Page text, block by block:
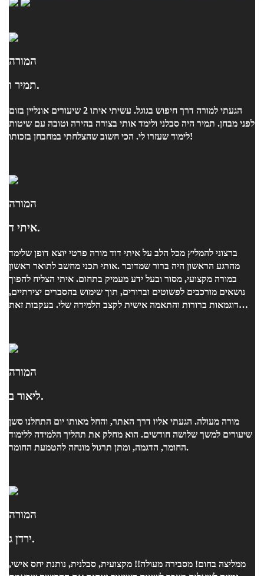
המורה
תמיר ו.
הגעתי למורה דרך חיפוש בגוגל. עשיתי איתו 2 שיעורים אונליין בזום
לפני מבחן. תמיר היה סבלני ולימד אותי בצורה בהירה וטובה עם שיטות
לימוד שעזרו לי. הכי חשוב שהצלחתי במחבחן בזכותו!
המורה
איתי ד.
אותי תכני מחשב לתואר ראשון. ‎מהרגע הראשון היה ברור שמדובר
במורה מקצועי, מסור ובעל ידע מעמיק בתחום. איתי הצליח להפוך
נושאים מורכבים לפשוטים וברורים, תוך שימוש בהסברים יצירתיים,
דוגמאות ברורות והתאמה אישית לקצב הלמידה שלי. בעקבות זאת
המורה
ליאור ב.
מורה מעולה. הגעתי אליו דרך האתר, והחל מאותו יום התחלנו סשן
שיעורים למשך שלושה חודשים. הוא מחלק את תהליך הלמידה ללימוד
החומר, הדגמה, ומתן תרגול מונחה להטמעת החומר.
המורה
ירדן ג.
ממליצה בחום! מסבירה מעולה!! מקצועית, סבלנית, נותנת יחס אישי,